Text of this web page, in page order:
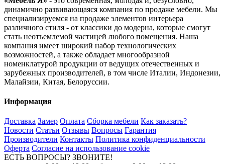
динамично развивающаяся компания по продаже мебели. Мы
специализируемся на продаже элементов интерьера
различного стиля - от классики до модерна, которые смогут
стать неотъемлемой частицей любого помещения. Наша
компания имеет широкий набор технологических
возможностей, а также обладает многообразной
номенклатурой продукции от ведущих отечественных и
зарубежных производителей, в том числе Италии, Индонезии,
Малайзии, Китая, Белоруссии.
Информация
Доставка Замер Оплата Сборка мебели Как заказать?
Новости Статьи Отзывы Вопросы Гарантия
Производители Контакты Политика конфиденциальности
Оферта Согласие на использование cookie
ЕСТЬ ВОПРОСЫ? ЗВОНИТЕ!